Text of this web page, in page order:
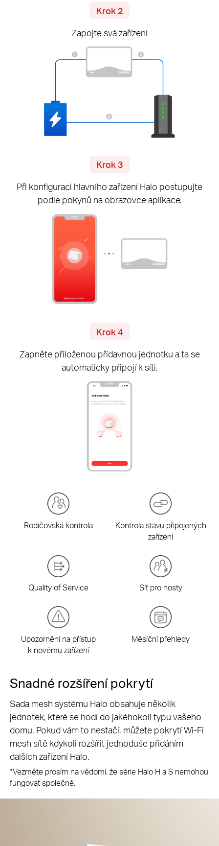
Krok 2
Zapojte svá zařízení
Krok 3
Při konfiguraci hlavního zařízení Halo postupujte
podle pokynů na obrazovce aplikace.
Krok 4
Zapněte přiloženou přídavnou jednotku a ta se
automaticky připojí k síti.
Rodičovská kontrola
Kontrola stavu připojených
zařízení
Quality of Service Síť pro hosty
Upozornění na přístup
k novému zařízení
Měsíční přehledy
Snadné rozšíření pokrytí
Sada mesh systému Halo obsahuje několik
jednotek, které se hodí do jakéhokoli typu vašeho
domu. Pokud vám to nestačí, můžete pokrytí Wi-Fi
mesh sítě kdykoli rozšířit jednoduše přidáním
dalších zařízení Halo.
*Vezměte prosím na vědomí, že série Halo H a S nemohou
fungovat společně.